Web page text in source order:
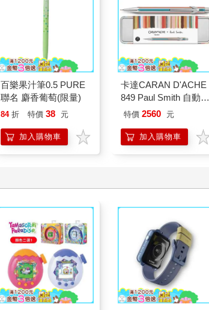
百樂果汁筆0.5 PURE
聯名 麝香葡萄(限量)
84 折 特價 38 元
加入購物車
卡達CARAN D'ACHE
849 Paul Smith 自動鉛
筆 ED.5 條紋銀
特價 2560 元
加入購物車